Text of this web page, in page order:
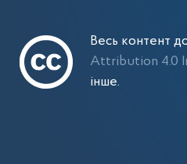
Весь контент
Attribution 4.0
інше.